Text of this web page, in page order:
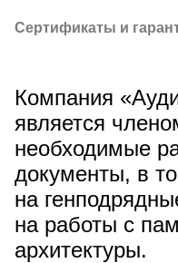
Сертификаты и
Компания
является
необходимые
документы, в
на
на работы с
архитектуры.